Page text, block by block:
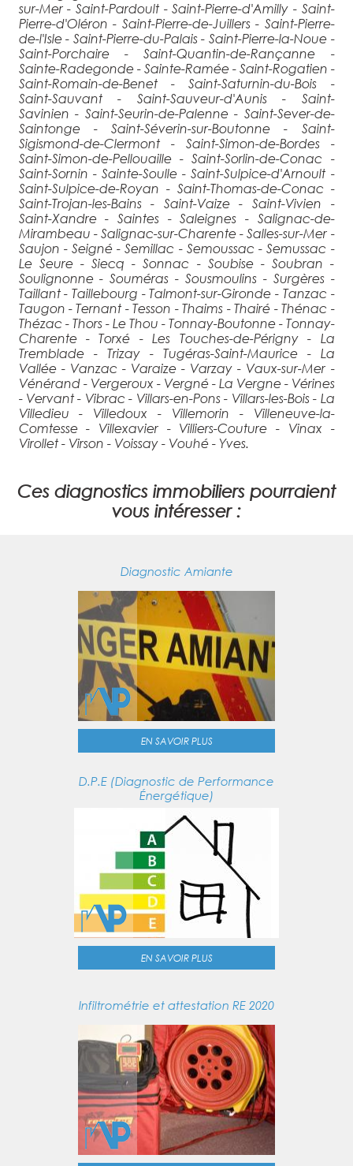
sur-Mer - Saint-Pardoult - Saint-Pierre-d'Amilly - Saint-
Pierre-d'Oléron - Saint-Pierre-de-Juillers - Saint-Pierre-
de-l'Isle - Saint-Pierre-du-Palais - Saint-Pierre-la-Noue -
Saint-Porchaire - Saint-Quantin-de-Rançanne -
Sainte-Radegonde - Sainte-Ramée - Saint-Rogatien -
Saint-Romain-de-Benet - Saint-Saturnin-du-Bois -
Saint-Sauvant - Saint-Sauveur-d'Aunis - Saint-
Savinien - Saint-Seurin-de-Palenne - Saint-Sever-de-
Saintonge - Saint-Séverin-sur-Boutonne - Saint-
Sigismond-de-Clermont - Saint-Simon-de-Bordes -
Saint-Simon-de-Pellouaille - Saint-Sorlin-de-Conac -
Saint-Sornin - Sainte-Soulle - Saint-Sulpice-d'Arnoult -
Saint-Sulpice-de-Royan - Saint-Thomas-de-Conac -
Saint-Trojan-les-Bains - Saint-Vaize - Saint-Vivien -
Saint-Xandre - Saintes - Saleignes - Salignac-de-
Mirambeau - Salignac-sur-Charente - Salles-sur-Mer -
Saujon - Seigné - Semillac - Semoussac - Semussac -
Le Seure - Siecq - Sonnac - Soubise - Soubran -
Soulignonne - Souméras - Sousmoulins - Surgères -
Taillant - Taillebourg - Talmont-sur-Gironde - Tanzac -
Taugon - Ternant - Tesson - Thaims - Thairé - Thénac -
Thézac - Thors - Le Thou - Tonnay-Boutonne - Tonnay-
Charente - Torxé - Les Touches-de-Périgny - La
Tremblade - Trizay - Tugéras-Saint-Maurice - La
Vallée - Vanzac - Varaize - Varzay - Vaux-sur-Mer -
Vénérand - Vergeroux - Vergné - La Vergne - Vérines
- Vervant - Vibrac - Villars-en-Pons - Villars-les-Bois - La
Villedieu - Villedoux - Villemorin - Villeneuve-la-
Comtesse - Villexavier - Villiers-Couture - Vinax -
Virollet - Virson - Voissay - Vouhé - Yves.
Ces diagnostics immobiliers pourraient
vous intéresser :
Diagnostic Amiante
EN SAVOIR PLUS
D.P.E (Diagnostic de Performance
Énergétique)
EN SAVOIR PLUS
Infiltrométrie et attestation RE 2020